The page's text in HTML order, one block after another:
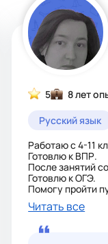
5 8 лет
Русский язык
Работаю с 4-11
Готовлю к ВПР.
После занятий
Готовлю к ОГЭ.
Помогу пройти
с двойки до
Готовлю к ЕГЭ.
помогаю с
Читать все